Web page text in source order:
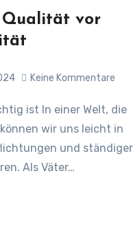
Qualität vor
Keine Kommentare
wir uns leicht in
und ständiger
Als Väter…